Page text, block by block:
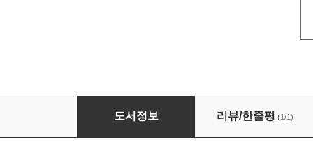
무엇이 최고의 기업을 만드는가
도서정보 리뷰/한줄평 (1/1)